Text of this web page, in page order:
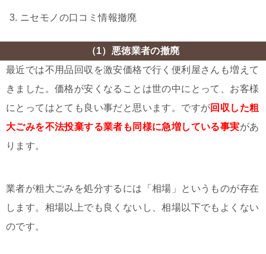
ニセモノの口コミ情報撤廃
（1）悪徳業者の撤廃
最近では不用品回収を激安価格で行く便利屋さんも増えて
きました。価格が安くなることは世の中にとって、お客様
にとってはとても良い事だと思います。ですが回収した粗
大ごみを不法投棄する業者も同様に急増している事実があ
ります。
業者が粗大ごみを処分するには「相場」というものが存在
します。相場以上でも良くないし、相場以下でもよくない
のです。